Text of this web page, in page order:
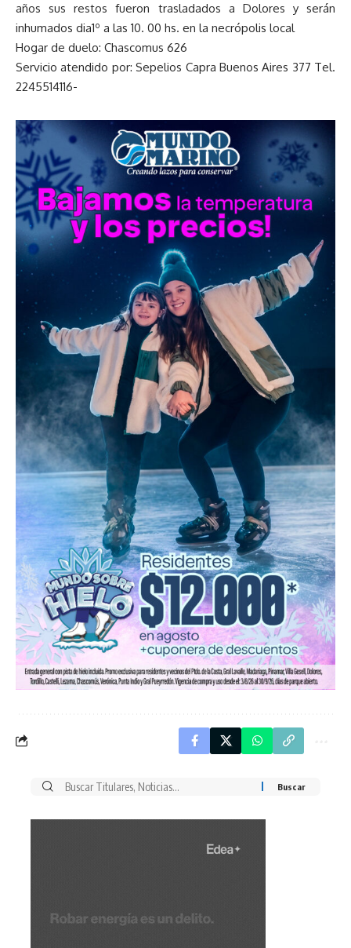
años sus restos fueron trasladados a Dolores y serán
inhumados dia1º a las 10. 00 hs. en la necrópolis local
Hogar de duelo: Chascomus 626
Servicio atendido por: Sepelios Capra Buenos Aires 377 Tel.
2245514116-
Buscar